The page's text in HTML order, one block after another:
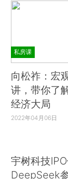
私房课
向松祚：宏
讲，带你了
经济大局
2022年04月06日
宇树科技
DeepSeek